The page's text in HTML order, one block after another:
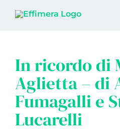
In ricordo di
Aglietta – di
Fumagalli e
Lucarelli